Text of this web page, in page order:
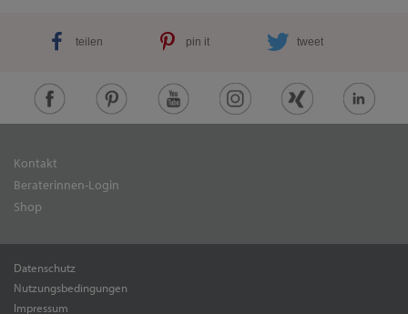
teilen pin it tweet
Kontakt
Beraterinnen-Login
Shop
Datenschutz
Nutzungsbedingungen
Impressum